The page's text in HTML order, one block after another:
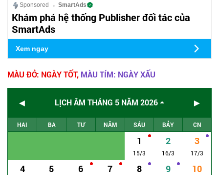
Sponsored SmartAds
Khám phá hệ thống Publisher đối tác của
SmartAds
Xem ngay
MÀU ĐỎ: NGÀY TỐT, MÀU TÍM: NGÀY XẤU
◄ LỊCH ÂM THÁNG 5 NĂM 2026 ►
HAI BA TƯ NĂM SÁU BẢY CN
1
15/3
2
16/3
3
17/3
4 5 6 7 8 9 10